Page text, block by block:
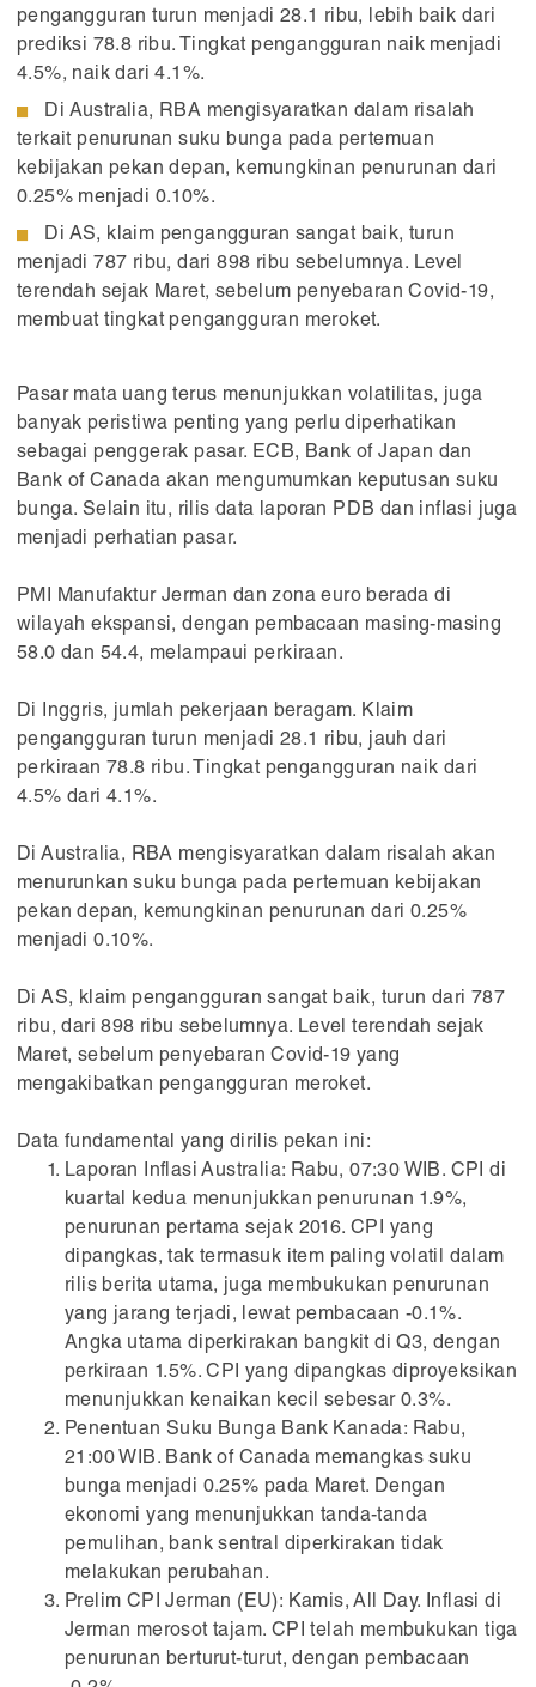
pengangguran turun menjadi 28.1 ribu, lebih baik dari
prediksi 78.8 ribu. Tingkat pengangguran naik menjadi
4.5%, naik dari 4.1%.
Di Australia, RBA mengisyaratkan dalam risalah
terkait penurunan suku bunga pada pertemuan
kebijakan pekan depan, kemungkinan penurunan dari
0.25% menjadi 0.10%.
Di AS, klaim pengangguran sangat baik, turun
menjadi 787 ribu, dari 898 ribu sebelumnya. Level
terendah sejak Maret, sebelum penyebaran Covid-19,
membuat tingkat pengangguran meroket.
Pasar mata uang terus menunjukkan volatilitas, juga
banyak peristiwa penting yang perlu diperhatikan
sebagai penggerak pasar. ECB, Bank of Japan dan
Bank of Canada akan mengumumkan keputusan suku
bunga. Selain itu, rilis data laporan PDB dan inflasi juga
menjadi perhatian pasar.
PMI Manufaktur Jerman dan zona euro berada di
wilayah ekspansi, dengan pembacaan masing-masing
58.0 dan 54.4, melampaui perkiraan.
Di Inggris, jumlah pekerjaan beragam. Klaim
pengangguran turun menjadi 28.1 ribu, jauh dari
perkiraan 78.8 ribu. Tingkat pengangguran naik dari
4.5% dari 4.1%.
Di Australia, RBA mengisyaratkan dalam risalah akan
menurunkan suku bunga pada pertemuan kebijakan
pekan depan, kemungkinan penurunan dari 0.25%
menjadi 0.10%.
Di AS, klaim pengangguran sangat baik, turun dari 787
ribu, dari 898 ribu sebelumnya. Level terendah sejak
Maret, sebelum penyebaran Covid-19 yang
mengakibatkan pengangguran meroket.
Data fundamental yang dirilis pekan ini:
Laporan Inflasi Australia: Rabu, 07:30 WIB. CPI di
kuartal kedua menunjukkan penurunan 1.9%,
penurunan pertama sejak 2016. CPI yang
dipangkas, tak termasuk item paling volatil dalam
rilis berita utama, juga membukukan penurunan
yang jarang terjadi, lewat pembacaan -0.1%.
Angka utama diperkirakan bangkit di Q3, dengan
perkiraan 1.5%. CPI yang dipangkas diproyeksikan
menunjukkan kenaikan kecil sebesar 0.3%.
Penentuan Suku Bunga Bank Kanada: Rabu,
21:00 WIB. Bank of Canada memangkas suku
bunga menjadi 0.25% pada Maret. Dengan
ekonomi yang menunjukkan tanda-tanda
pemulihan, bank sentral diperkirakan tidak
melakukan perubahan.
Prelim CPI Jerman (EU): Kamis, All Day. Inflasi di
Jerman merosot tajam. CPI telah membukukan tiga
penurunan berturut-turut, dengan pembacaan